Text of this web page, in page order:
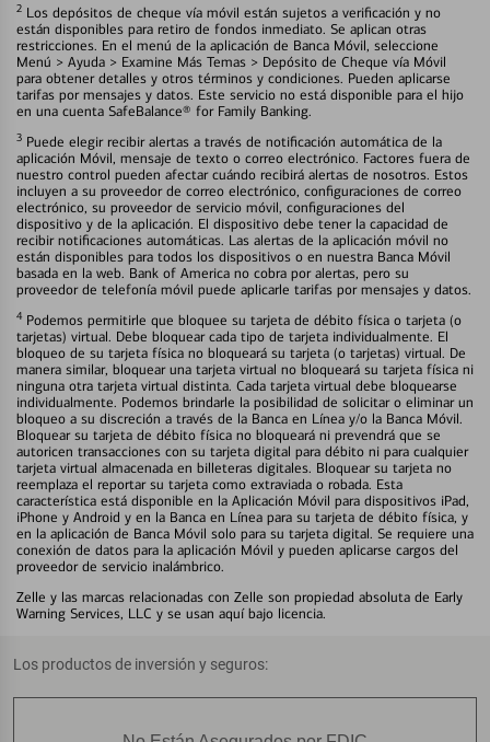
2 Los depósitos de cheque vía móvil están sujetos a verificación y no
están disponibles para retiro de fondos inmediato. Se aplican otras
restricciones. En el menú de la aplicación de Banca Móvil, seleccione
Menú > Ayuda > Examine Más Temas > Depósito de Cheque vía Móvil
para obtener detalles y otros términos y condiciones. Pueden aplicarse
tarifas por mensajes y datos. Este servicio no está disponible para el hijo
en una cuenta SafeBalance® for Family Banking.
3 Puede elegir recibir alertas a través de notificación automática de la
aplicación Móvil, mensaje de texto o correo electrónico. Factores fuera de
nuestro control pueden afectar cuándo recibirá alertas de nosotros. Estos
incluyen a su proveedor de correo electrónico, configuraciones de correo
electrónico, su proveedor de servicio móvil, configuraciones del
dispositivo y de la aplicación. El dispositivo debe tener la capacidad de
recibir notificaciones automáticas. Las alertas de la aplicación móvil no
están disponibles para todos los dispositivos o en nuestra Banca Móvil
basada en la web. Bank of America no cobra por alertas, pero su
proveedor de telefonía móvil puede aplicarle tarifas por mensajes y datos.
4 Podemos permitirle que bloquee su tarjeta de débito física o tarjeta (o
tarjetas) virtual. Debe bloquear cada tipo de tarjeta individualmente. El
bloqueo de su tarjeta física no bloqueará su tarjeta (o tarjetas) virtual. De
manera similar, bloquear una tarjeta virtual no bloqueará su tarjeta física ni
ninguna otra tarjeta virtual distinta. Cada tarjeta virtual debe bloquearse
individualmente. Podemos brindarle la posibilidad de solicitar o eliminar un
bloqueo a su discreción a través de la Banca en Línea y/o la Banca Móvil.
Bloquear su tarjeta de débito física no bloqueará ni prevendrá que se
autoricen transacciones con su tarjeta digital para débito ni para cualquier
tarjeta virtual almacenada en billeteras digitales. Bloquear su tarjeta no
reemplaza el reportar su tarjeta como extraviada o robada. Esta
característica está disponible en la Aplicación Móvil para dispositivos iPad,
iPhone y Android y en la Banca en Línea para su tarjeta de débito física, y
en la aplicación de Banca Móvil solo para su tarjeta digital. Se requiere una
conexión de datos para la aplicación Móvil y pueden aplicarse cargos del
proveedor de servicio inalámbrico.
Zelle y las marcas relacionadas con Zelle son propiedad absoluta de Early
Warning Services, LLC y se usan aquí bajo licencia.
Los productos de inversión y seguros: